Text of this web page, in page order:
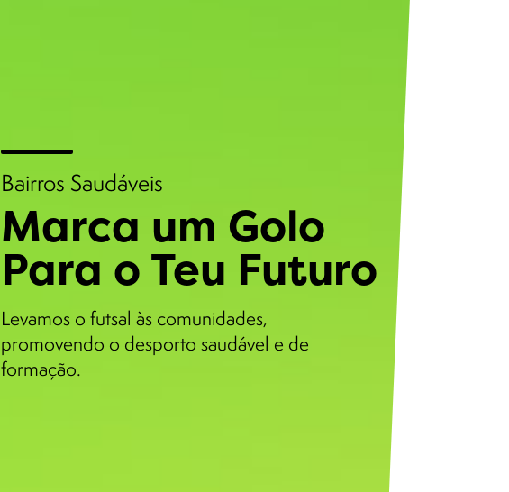
Bairros Saudáveis
Marca um Golo
Para o Teu Futuro
Levamos o futsal às comunidades,
promovendo o desporto saudável e de
formação.